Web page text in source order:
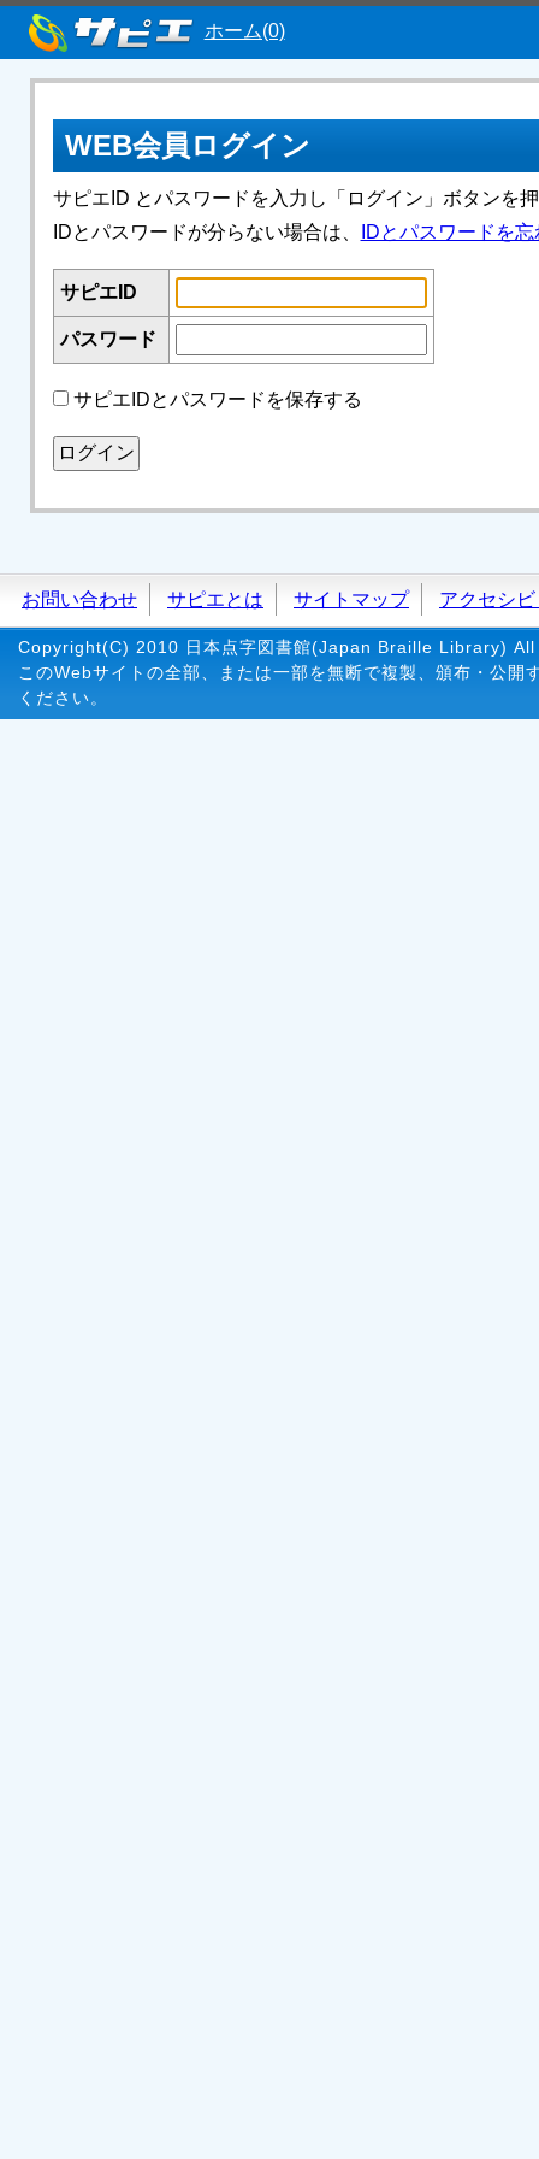
ホーム(0)
WEB会員ログイン
サピエID とパスワードを入力し「ログイン」ボタンを
IDとパスワードが分らない場合は、
IDとパスワードを
サピエID
パスワード
サピエIDとパスワードを保存する
お問い合わせ サピエとは サイトマップ アクセシ
Copyright(C) 2010 日本点字図書館(Japan Braille Library)
このWebサイトの全部、または一部を無断で複製、頒布・公
ください。